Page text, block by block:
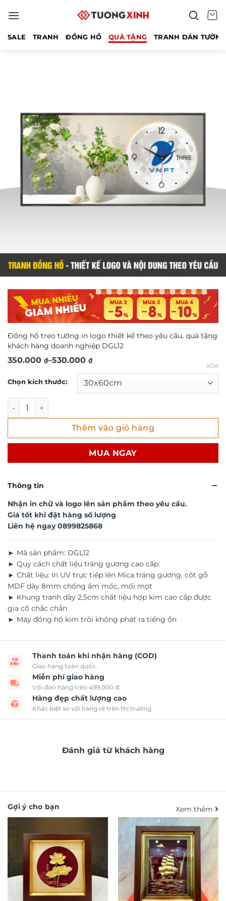
qua
SALE TRANH ĐỒNG HỒ QUÀ TẶNG TRANH DÁN
Đồng hồ treo tường in logo thiết kế theo yêu cầu, quà tặng
khách hàng doanh nghiệp DGL12
350.000 ₫–530.000 ₫
Khoảng
350.000 ₫
đến
530.000 ₫
Chọn kích thước:
XÓA
Đồng hồ treo tường in logo thiết kế theo yêu cầu, quà
Thêm vào giỏ hàng
MUA NGAY
Thông tin
Nhận in chữ và logo lên sản phẩm theo yêu cầu.
Giá tốt khi đặt hàng số lượng
Liên hệ ngay0899825868
► Mã sản phẩm: DGL12
► Quy cách chất liệu tráng gương cao cấp:
► Chất liệu: In UV trực tiếp lên Mica tráng gương, cốt gỗ
MDF dày 8mm chống ẩm mốc, mối mọt
► Khung tranh dày 2,5cm chất liệu hợp kim cao cấp được
gia cố chắc chắn
► Máy đồng hồ kim trôi không phát ra tiếng ồn
Thanh toán khi nhận hàng (COD)
Giao hàng toàn quốc.
Miễn phí giao hàng
Với đơn hàng trên 499.000 đ.
Hàng đẹp chất lượng cao
Khác biệt so với hàng rẻ trên thị trường.
Đánh giá từ khách hàng
Gợi ý cho bạn Xem thêm